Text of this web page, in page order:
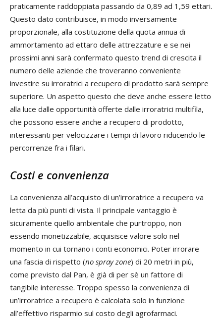
praticamente raddoppiata passando da 0,89 ad 1,59 ettari.
Questo dato contribuisce, in modo inversamente
proporzionale, alla costituzione della quota annua di
ammortamento ad ettaro delle attrezzature e se nei
prossimi anni sarà confermato questo trend di crescita il
numero delle aziende che troveranno conveniente
investire su irroratrici a recupero di prodotto sarà sempre
superiore. Un aspetto questo che deve anche essere letto
alla luce dalle opportunità offerte dalle irroratrici multifila,
che possono essere anche a recupero di prodotto,
interessanti per velocizzare i tempi di lavoro riducendo le
percorrenze fra i filari.
Costi e convenienza
La convenienza all’acquisto di un’irroratrice a recupero va
letta da più punti di vista. Il principale vantaggio è
sicuramente quello ambientale che purtroppo, non
essendo monetizzabile, acquisisce valore solo nel
momento in cui tornano i conti economici. Poter irrorare
una fascia di rispetto (no spray zone) di 20 metri in più,
come previsto dal Pan, è già di per sè un fattore di
tangibile interesse. Troppo spesso la convenienza di
un’irroratrice a recupero è calcolata solo in funzione
all’effettivo risparmio sul costo degli agrofarmaci.